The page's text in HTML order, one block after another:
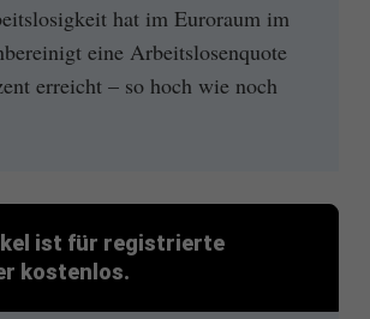
hat im Euroraum im
eine Arbeitslosenquote
erreicht – so hoch wie noch
ist für registrierte
kostenlos.